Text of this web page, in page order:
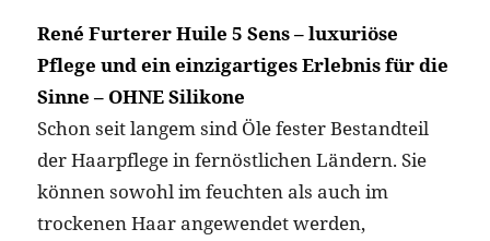
René Furterer Huile 5 Sens – luxuriöse
Pflege und ein einzigartiges Erlebnis für die
Sinne – OHNE Silikone
Schon seit langem sind Öle fester Bestandteil
der Haarpflege in fernöstlichen Ländern. Sie
können sowohl im feuchten als auch im
trockenen Haar angewendet werden,